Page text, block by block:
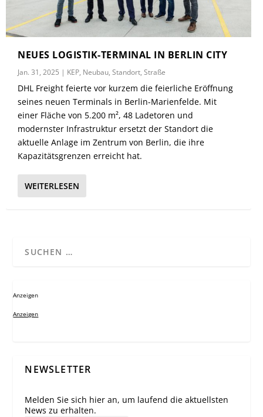
NEUES LOGISTIK-TERMINAL IN BERLIN CITY
Jan. 31, 2025 | KEP, Neubau,Standort,Straße
DHL Freight feierte vor kurzem die feierliche Eröffnung
seines neuen Terminals in Berlin-Marienfelde. Mit
einer Fläche von 5.200 m², 48 Ladetoren und
modernster Infrastruktur ersetzt der Standort die
aktuelle Anlage im Zentrum von Berlin, die ihre
Kapazitätsgrenzen erreicht hat.
WEITERLESEN
Anzeigen
Anzeigen
NEWSLETTER
Melden Sie sich hier an, um laufend die aktuellsten
News zu erhalten.